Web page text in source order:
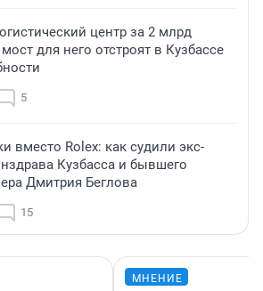
центр за 2 млрд
для него отстроят в Кузбассе
5
вместо Rolex: как судили экс-
Кузбасса и бывшего
Дмитрия Беглова
15
МНЕНИЕ